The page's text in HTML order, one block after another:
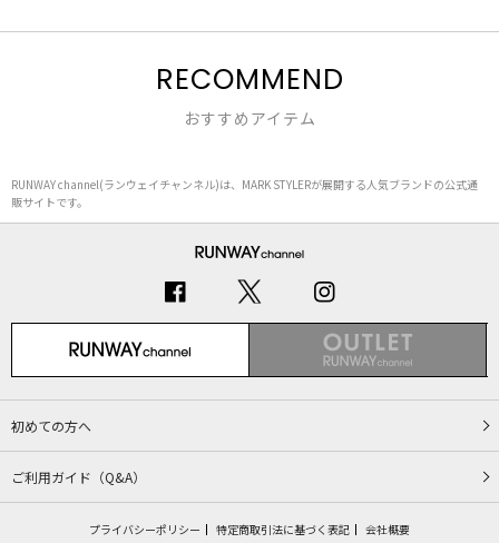
RECOMMEND
おすすめアイテム
RUNWAY channel(ランウェイチャンネル)は、MARK STYLERが展開する人気ブランドの公式通
販サイトです。
初めての方へ
ご利用ガイド（Q&A）
プライバシーポリシー 特定商取引法に基づく表記 会社概要